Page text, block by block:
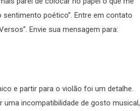
poético”. Entre em contato
Envie sua mensagem para:
e partir para o violão foi um detalhe.
incompatibilidade de gosto musical,